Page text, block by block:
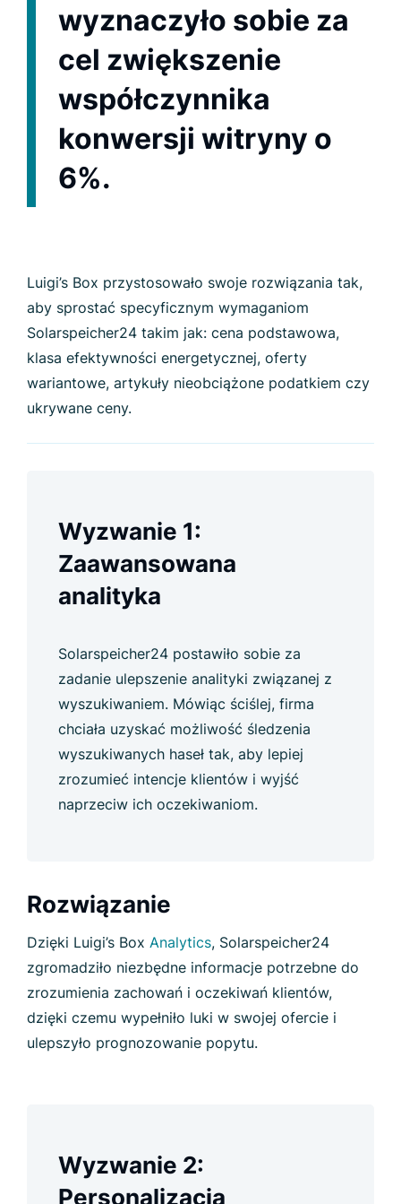
wyznaczyło sobie za
cel zwiększenie
współczynnika
konwersji witryny o
6%.
Luigi’s Box przystosowało swoje rozwiązania tak,
aby sprostać specyficznym wymaganiom
Solarspeicher24 takim jak: cena podstawowa,
klasa efektywności energetycznej, oferty
wariantowe, artykuły nieobciążone podatkiem czy
ukrywane ceny.
Wyzwanie 1:
Zaawansowana
analityka
Solarspeicher24 postawiło sobie za
zadanie ulepszenie analityki związanej z
wyszukiwaniem. Mówiąc ściślej, firma
chciała uzyskać możliwość śledzenia
wyszukiwanych haseł tak, aby lepiej
zrozumieć intencje klientów i wyjść
naprzeciw ich oczekiwaniom.
Rozwiązanie
Dzięki Luigi’s Box Analytics, Solarspeicher24
zgromadziło niezbędne informacje potrzebne do
zrozumienia zachowań i oczekiwań klientów,
dzięki czemu wypełniło luki w swojej ofercie i
ulepszyło prognozowanie popytu.
Wyzwanie 2:
Personalizacja